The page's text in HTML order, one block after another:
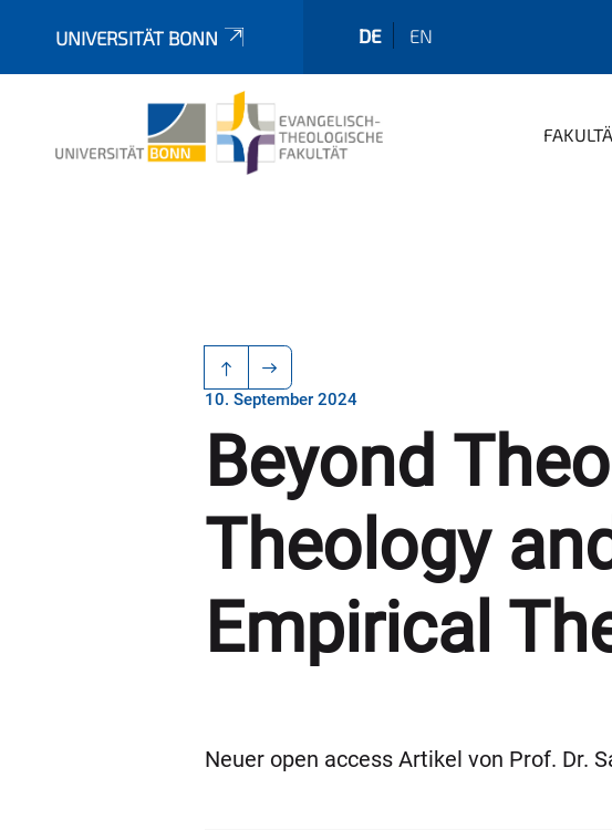
UNIVERSITÄT BONN DE EN
10. September 2024
Beyond
Theology
Empirical
Neuer open access Artikel von Prof. Dr.